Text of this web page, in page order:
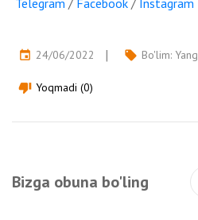
Telegram / Facebook / Instagram
event 24/06/2022 local_offer Bo'lim:
thumb_down Yoqmadi (0)
Bizga obuna bo'ling